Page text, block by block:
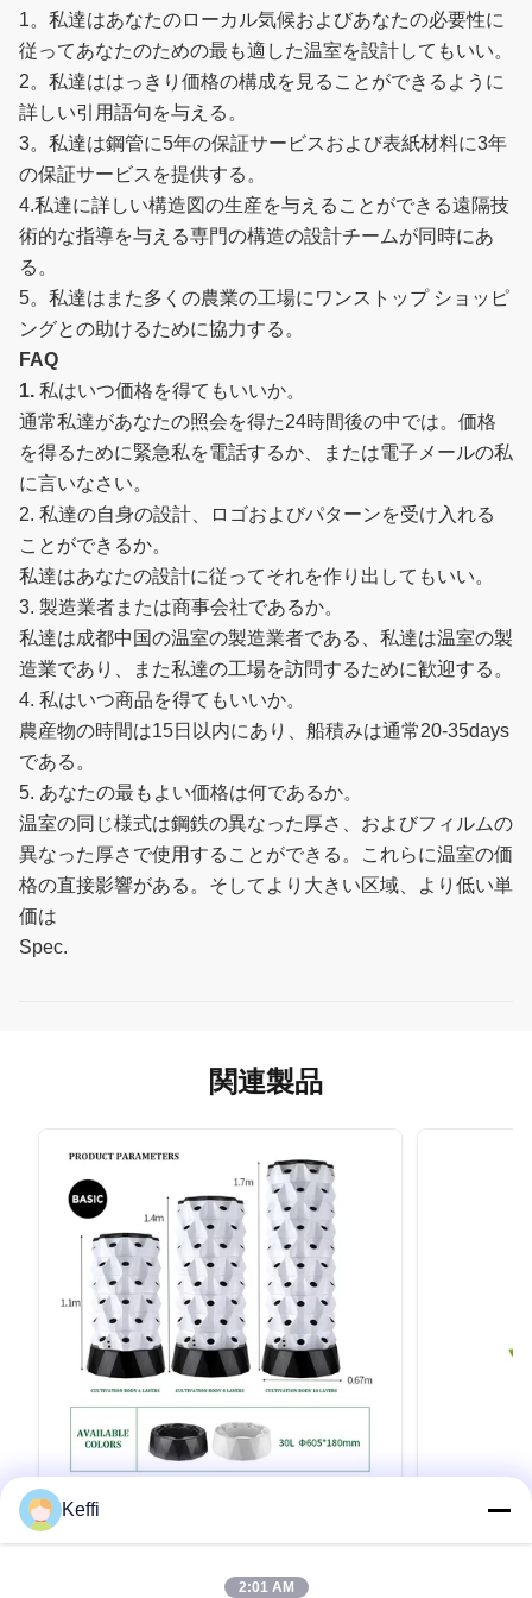
1。私達はあなたのローカル気候およびあなたの必要性に
従ってあなたのための最も適した温室を設計してもいい。
2。私達ははっきり価格の構成を見ることができるように
詳しい引用語句を与える。
3。私達は鋼管に5年の保証サービスおよび表紙材料に3年
の保証サービスを提供する。
4.私達に詳しい構造図の生産を与えることができる遠隔技
術的な指導を与える専門の構造の設計チームが同時にあ
る。
5。私達はまた多くの農業の工場にワンストップ ショッピ
ングとの助けるために協力する。
FAQ
1. 私はいつ価格を得てもいいか。
通常私達があなたの照会を得た24時間後の中では。価格
を得るために緊急私を電話するか、または電子メールの私
に言いなさい。
2. 私達の自身の設計、ロゴおよびパターンを受け入れる
ことができるか。
私達はあなたの設計に従ってそれを作り出してもいい。
3. 製造業者または商事会社であるか。
私達は成都中国の温室の製造業者である、私達は温室の製
造業であり、また私達の工場を訪問するために歓迎する。
4. 私はいつ商品を得てもいいか。
農産物の時間は15日以内にあり、船積みは通常20-35days
である。
5. あなたの最もよい価格は何であるか。
温室の同じ様式は鋼鉄の異なった厚さ、およびフィルムの
異なった厚さで使用することができる。これらに温室の価
格の直接影響がある。そしてより大きい区域、より低い単
価は
Spec.
関連製品
30L 12 層 96 穴 エアロポニック垂直塔
植物の栽培キット 野菜のための室内水栽
製品説明 仕様 ポイントアナナス 栽培 塔選択可
バオリダ 6
培 水培垂直
Keffi
2:01 AM